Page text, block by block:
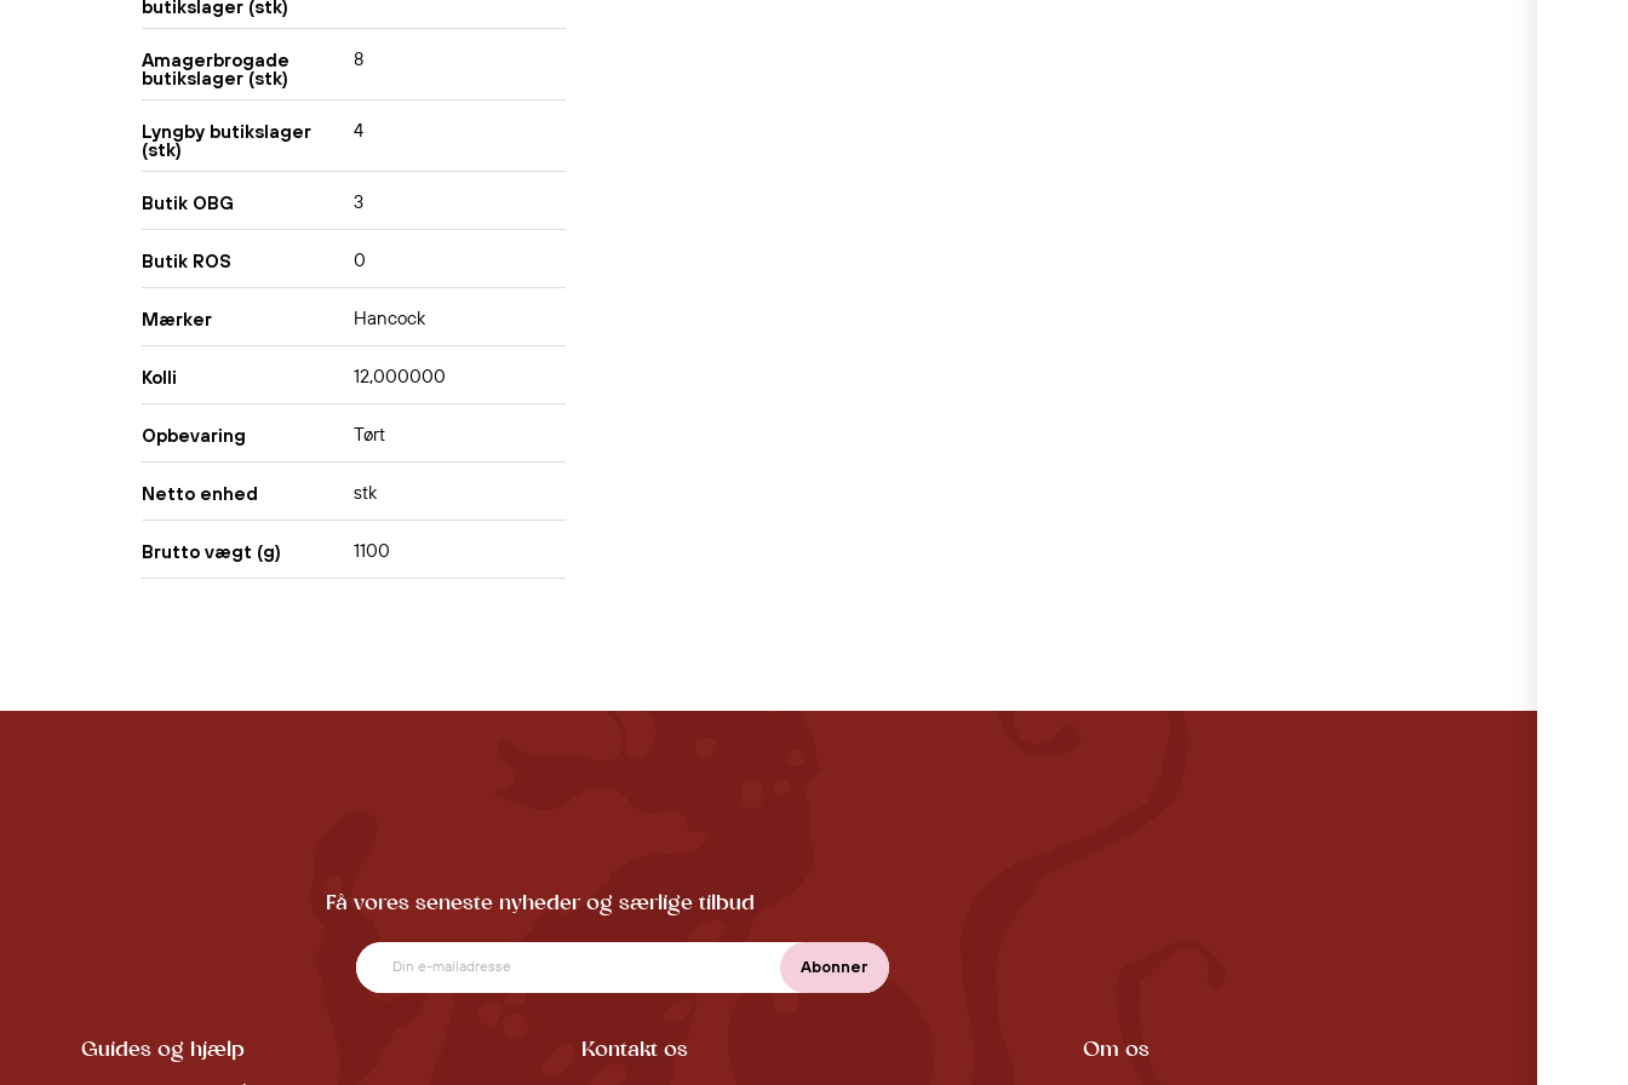
butikslager (stk)
Amagerbrogade
butikslager (stk)
8
Lyngby butikslager
(stk)
4
Butik OBG 3
Butik ROS 0
Mærker Hancock
Kolli 12,000000
Opbevaring Tørt
Netto enhed stk
Brutto vægt (g) 1100
Få vores seneste nyheder og særlige tilbud
Guides og hjælp Kontakt os Om os